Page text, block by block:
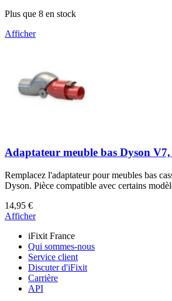
Plus que 8 en stock
Afficher
Adaptateur meuble bas Dyson
Remplacez l'adaptateur pour meubles bas
Dyson. Pièce compatible avec certains
14,95 €
Afficher
iFixit France
Qui sommes-nous
Service client
Discuter d'iFixit
Carrière
API